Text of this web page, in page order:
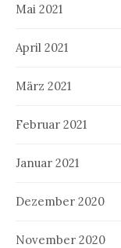
Mai 2021
April 2021
März 2021
Februar 2021
Januar 2021
Dezember 2020
November 2020